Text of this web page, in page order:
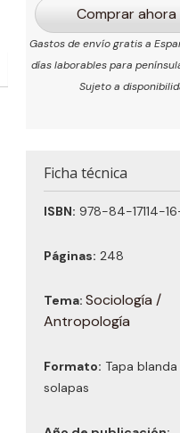
Comprar ahora
Gastos de envío gratis a
días laborables para
Sujeto a
Ficha técnica
ISBN: 978-84-17114-
Páginas: 248
Tema: Sociología /
Antropología
Formato: Tapa
solapas